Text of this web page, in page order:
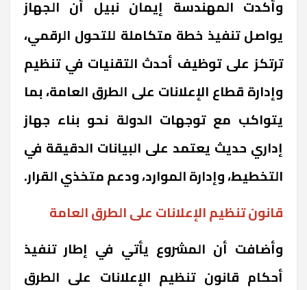
وأكدت المهندسة إيمان نبيل أن الجهاز
يواصل تنفيذ خطة متكاملة للتحول الرقمي،
ترتكز على توظيف أحدث التقنيات في تنظيم
وإدارة قطاع الإعلانات على الطرق العامة، بما
يتواكب مع توجهات الدولة نحو بناء جهاز
إداري حديث يعتمد على البيانات الدقيقة في
التخطيط، وإدارة الموارد، ودعم متخذي القرار.
قانون تنظيم الإعلانات على الطرق العامة
وأضافت أن المشروع يأتي في إطار تنفيذ
أحكام قانون تنظيم الإعلانات على الطرق